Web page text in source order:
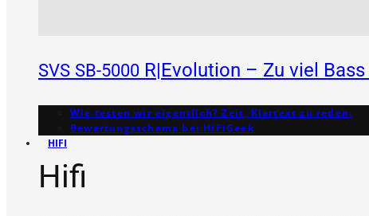
SVS SB-5000 R|Evolution – Zu viel
Wie testen wir eigentlich? Zeit, Klartext zu reden.
Bewertungs­schema bei HiFiGeek
HIFI
Hifi